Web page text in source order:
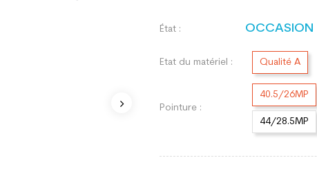
État : OCCASION
Etat du matériel : Qualité A
Pointure :
40.5/26MP
44/28.5MP